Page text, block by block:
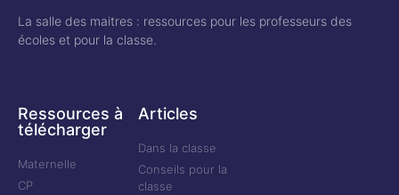
La salle des maitres : ressources pour les professeurs des
écoles et pour la classe.
Ressources à
télécharger
Maternelle
CP
Articles
Dans la classe
Conseils pour la
classe